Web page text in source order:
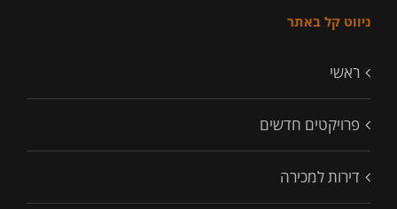
ניווט קל באתר
ראשי
פרויקטים חדשים
דירות למכירה